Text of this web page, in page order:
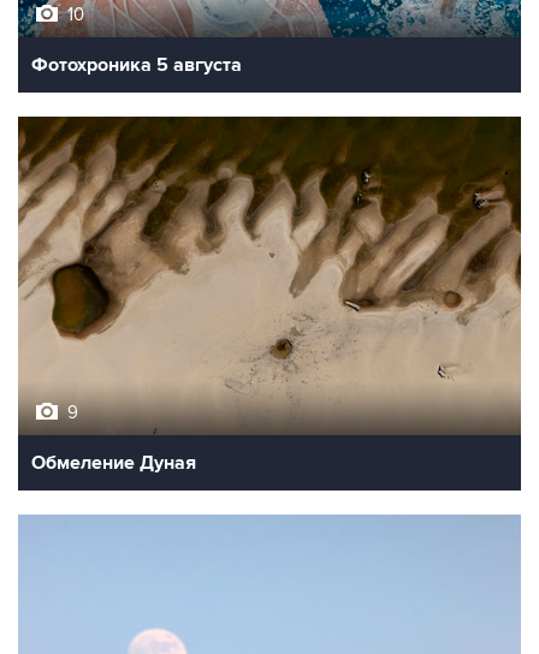
Фотохроника 5 августа
Обмеление Дуная